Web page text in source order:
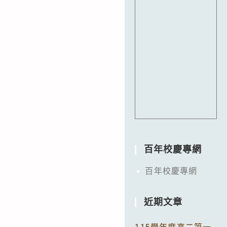
百年校慶專網
百年校慶專網
近期文章